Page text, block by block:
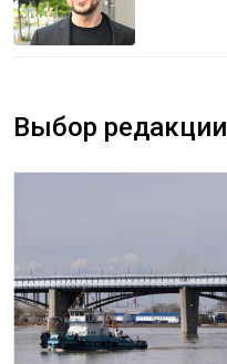
Выбор редакции